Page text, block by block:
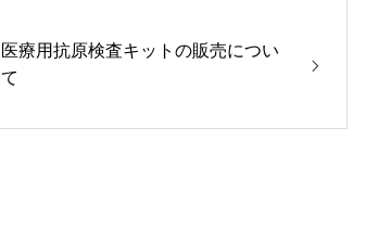
医療用抗原検査キットの販売につい
て